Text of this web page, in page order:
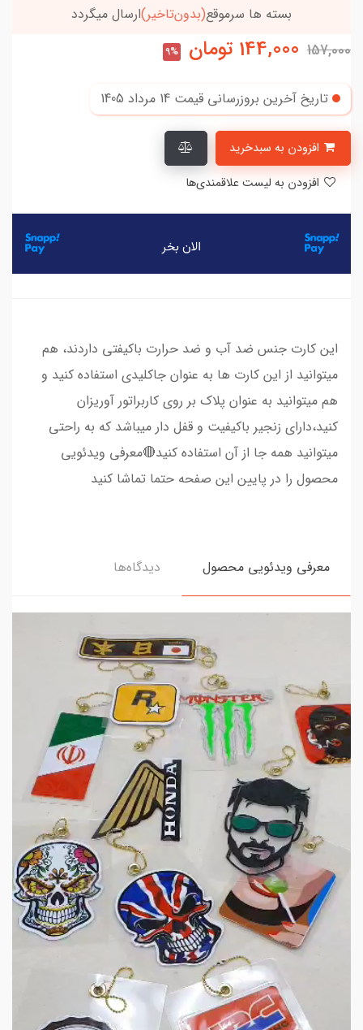
بسته ها سرموقع(بدون‌تاخیر)ارسال میگردد
157,000
144,000 تومان 9%
تاریخ آخرین بروزرسانی قیمت 14 مرداد 1405
این کارت جنس ضد آب و ضد حرارت باکیفتی داردند، هم
میتوانید از این کارت ها به عنوان جاکلیدی استفاده کنید و
هم میتوانید به عنوان پلاک بر روی کاربراتور آوریزان
کنید،دارای زنجیر باکیفیت و قفل دار میباشد که به راحتی
میتوانید همه جا از آن استفاده کنید🔴معرفی ویدئویی
محصول را در پایین این صفحه حتما تماشا کنید
معرفی ویدئویی محصول دیدگاه‌ها